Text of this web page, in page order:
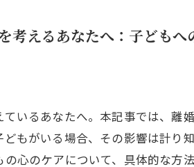
考えるあなたへ：子ども
いるあなたへ。本記事では、離
どもがいる場合、その影響は計り
心のケアについて、具体的な方